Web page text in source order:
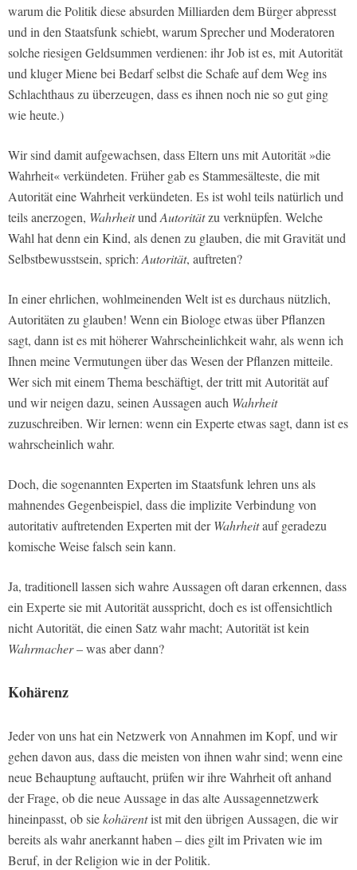
warum die Politik diese absurden Milliarden dem Bürger abpresst
und in den Staatsfunk schiebt, warum Sprecher und Moderatoren
solche riesigen Geldsummen verdienen: ihr Job ist es, mit Autorität
und kluger Miene bei Bedarf selbst die Schafe auf dem Weg ins
Schlachthaus zu überzeugen, dass es ihnen noch nie so gut ging
wie heute.)
Wir sind damit aufgewachsen, dass Eltern uns mit Autorität »die
Wahrheit« verkündeten. Früher gab es Stammesälteste, die mit
Autorität eine Wahrheit verkündeten. Es ist wohl teils natürlich und
teils anerzogen, WahrheitundAutoritätzu verknüpfen. Welche
Wahl hat denn ein Kind, als denen zu glauben, die mit Gravität und
Selbstbewusstsein, sprich:Autorität, auftreten?
In einer ehrlichen, wohlmeinenden Welt ist es durchaus nützlich,
Autoritäten zu glauben! Wenn ein Biologe etwas über Pflanzen
sagt, dann ist es mit höherer Wahrscheinlichkeit wahr, als wenn ich
Ihnen meine Vermutungen über das Wesen der Pflanzen mitteile.
Wer sich mit einem Thema beschäftigt, der tritt mit Autorität auf
und wir neigen dazu, seinen Aussagen auch Wahrheit
zuzuschreiben. Wir lernen: wenn ein Experte etwas sagt, dann ist es
wahrscheinlich wahr.
Doch, die sogenannten Experten im Staatsfunk lehren uns als
mahnendes Gegenbeispiel, dass die implizite Verbindung von
autoritativ auftretenden Experten mit derWahrheitauf geradezu
komische Weise falsch sein kann.
Ja, traditionell lassen sich wahre Aussagen oft daran erkennen, dass
ein Experte sie mit Autorität ausspricht, doch es ist offensichtlich
nicht Autorität, die einen Satz wahr macht; Autorität ist kein
Wahrmacher– was aber dann?
Kohärenz
Jeder von uns hat ein Netzwerk von Annahmen im Kopf, und wir
gehen davon aus, dass die meisten von ihnen wahr sind; wenn eine
neue Behauptung auftaucht, prüfen wir ihre Wahrheit oft anhand
der Frage, ob die neue Aussage in das alte Aussagennetzwerk
hineinpasst, ob siekohärentist mit den übrigen Aussagen, die wir
bereits als wahr anerkannt haben – dies gilt im Privaten wie im
Beruf, in der Religion wie in der Politik.